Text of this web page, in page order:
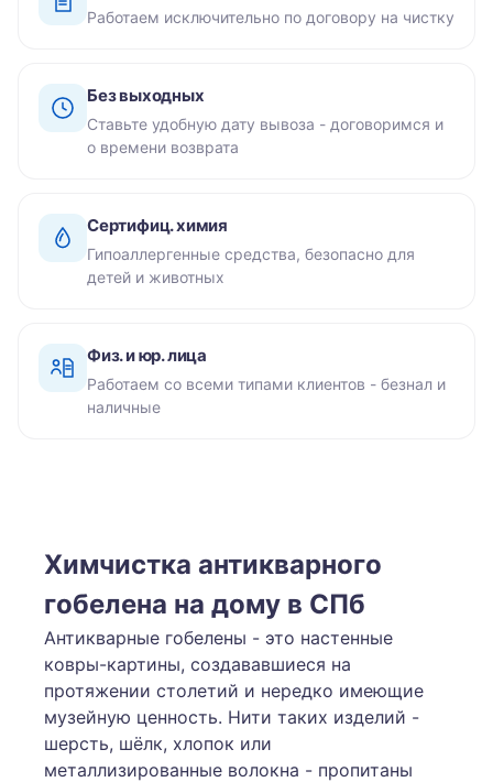
Работаем исключительно по договору на чистку
Без выходных
Ставьте удобную дату вывоза - договоримся и
о времени возврата
Сертифиц. химия
Гипоаллергенные средства, безопасно для
детей и животных
Физ. и юр. лица
Работаем со всеми типами клиентов - безнал и
наличные
Химчистка антикварного
гобелена на дому в СПб
Антикварные гобелены - это настенные
ковры-картины, создававшиеся на
протяжении столетий и нередко имеющие
музейную ценность. Нити таких изделий -
шерсть, шёлк, хлопок или
металлизированные волокна - пропитаны